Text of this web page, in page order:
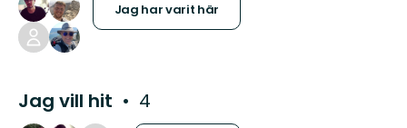
Jag har varit här
Jag vill hit 4